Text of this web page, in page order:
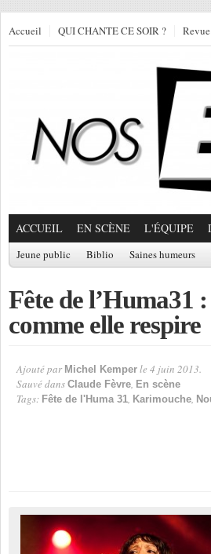
Accueil QUI CHANTE CE SOIR ?
ACCUEIL EN SCÈNE L'ÉQUIPE
Jeune public Biblio Saines humeurs
Fête de l’Huma31
comme elle respire
Ajouté par Michel Kemper le 4 juin 2013.
Sauvé dans Claude Fèvre, En scène
Tags: Fête de l'Huma 31, Karimouche,